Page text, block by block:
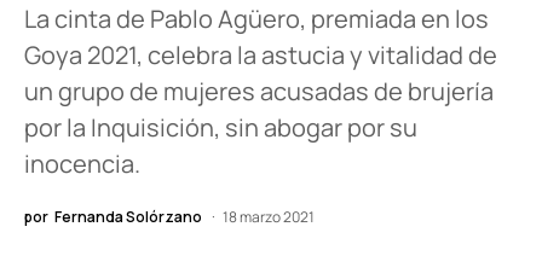
La cinta de Pablo Agüero, premiada en los
Goya 2021, celebra la astucia y vitalidad de
un grupo de mujeres acusadas de brujería
por la Inquisición, sin abogar por su
inocencia.
por Fernanda Solórzano 18 marzo 2021